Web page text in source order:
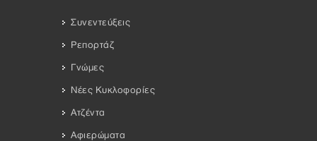
Συνεντεύξεις
Ρεπορτάζ
Γνώμες
Νέες Κυκλοφορίες
Ατζέντα
Αφιερώματα